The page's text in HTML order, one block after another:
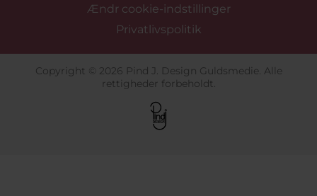
Ændr cookie-indstillinger
Privatlivspolitik
Copyright © 2026 Pind J. Design Guldsmedie. Alle
rettigheder forbeholdt.